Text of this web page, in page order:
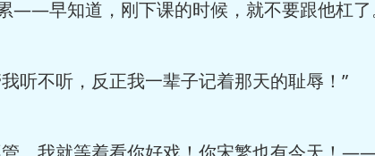
早知道，刚下课的时候，就不要跟他杠了
不听，反正我一辈子记着那天的耻辱！”